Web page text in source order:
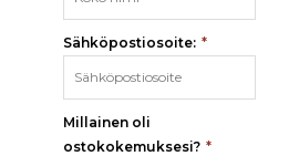
Sähköpostiosoite:
Millainen oli
ostokokemuksesi?